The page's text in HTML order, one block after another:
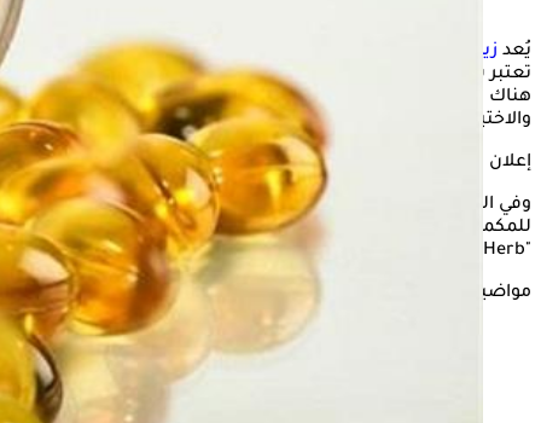
يُعد زيت السمك
وأوميجا 3 من أشهر المكملات الغذائية، والتي
تعتبر شائعة وتُستخدم لدعم صحة القلب والدماغ والمفاصل، لكن
هناك فرق بين الاثنين، وكلاهما يمتلكان فوائد صحية عديدة،
والاختيار بينهما يعتمد على تفضيلاتك واحتياجاتك الشخصية.
إعلان
وفي التقرير التالي، يستعرض موقع "الكونسلتو" أفضل خيار
للمكملات الغذائية بين زيت السمك وأوميجا 3، وفقًا لموقع
"iHerb".
مواضيع ذات صلة